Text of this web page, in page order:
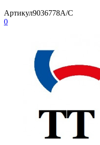
Артикул9036778A/С
0